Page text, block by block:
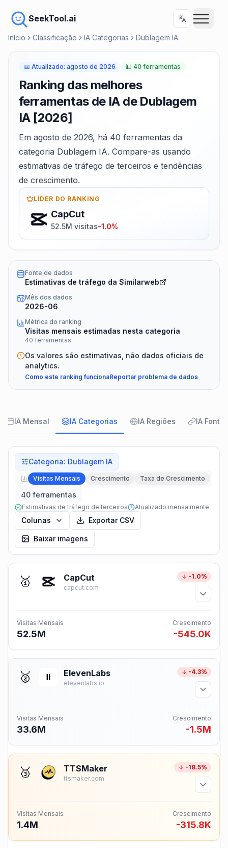
SeekTool.ai
Início Classificação IA Categorias Dublagem IA
📅 Atualizado: agosto de 2026 📊 40 ferramentas
Ranking das melhores
ferramentas de IA de Dublagem
IA [2026]
Em agosto de 2026, há 40 ferramentas da
categoria Dublagem IA. Compare-as usando
estimativas de tráfego de terceiros e tendências
de crescimento.
LÍDER DO RANKING
CapCut
52.5M visitas-1.0%
Fonte de dados
Estimativas de tráfego da Similarweb
Mês dos dados
2026-06
Métrica do ranking
Visitas mensais estimadas nesta categoria
40 ferramentas
Os valores são estimativas, não dados oficiais de
analytics.
Como este ranking funcionaReportar problema de dados
IA Mensal IA Categorias IA Regiões IA Fontes
Categoria: Dublagem IA
Visitas Mensais Crescimento Taxa de Crescimento
40 ferramentas
Estimativas de tráfego de terceiros Atualizado mensalmente
Colunas Exportar CSV
Baixar imagens
🥇 CapCut
capcut.com
-1.0%
Visitas Mensais
52.5M
Crescimento
-545.0K
🥈 ElevenLabs
elevenlabs.io
-4.3%
Visitas Mensais
33.6M
Crescimento
-1.5M
🥉 TTSMaker
ttsmaker.com
-18.5%
Visitas Mensais
1.4M
Crescimento
-315.8K